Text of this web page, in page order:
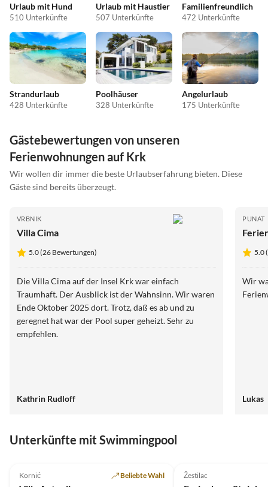
Urlaub mit Hund
510 Unterkünfte
Urlaub mit Haustier
507 Unterkünfte
Familienfreundlich
472 Unterkünfte
Strandurlaub
428 Unterkünfte
Poolhäuser
328 Unterkünfte
Angelurlaub
175 Unterkünfte
Gästebewertungen von unseren
Ferienwohnungen auf Krk
Wir wollen dir immer die beste Urlaubserfahrung bieten. Diese
Gäste sind bereits überzeugt.
VRBNIK
Villa Cima
5.0 (26 Bewertungen)
Die Villa Cima auf der Insel Krk war einfach
Traumhaft. Der Ausblick ist der Wahnsinn. Wir waren
Ende Oktober 2025 dort. Trotz, daß es ab und zu
geregnet hat war der Pool super geheizt. Sehr zu
empfehlen.
Kathrin Rudloff
PUNAT
5.0
Wir
Lukas
Unterkünfte mit Swimmingpool
Kornić Beliebte Wahl Žestilac